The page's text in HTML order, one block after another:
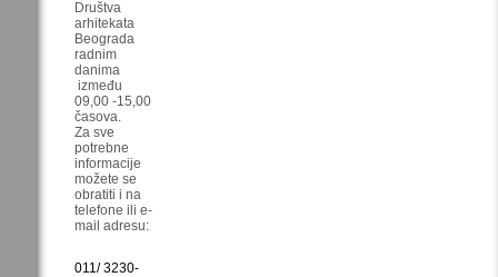
Društva
arhitekata
Beograda
radnim
danima
između
09,00 -15,00
časova.
Za sve
potrebne
informacije
možete se
obratiti i na
telefone ili e-
mail adresu:
011/ 3230-